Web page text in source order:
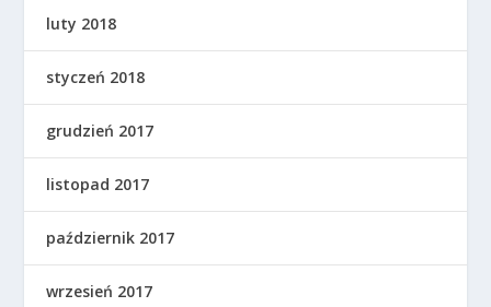
luty 2018
styczeń 2018
grudzień 2017
listopad 2017
październik 2017
wrzesień 2017